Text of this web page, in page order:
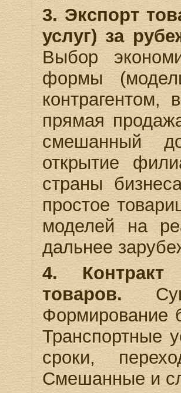
3. Экспорт
услуг) за
Выбор
формы
прямая
смешанный
открытие
страны
простое
моделей на
дальнее
4. Контракт
товаров.
Формирование
Транспортные
сроки,
Смешанные и